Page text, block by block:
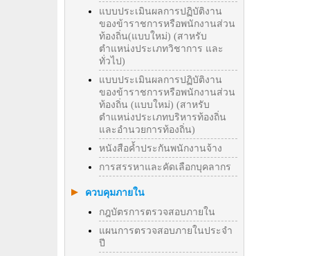
แบบประเมินผลการปฏิบัติงาน
ของข้าราชการหรือพนักงานส่วน
ท้องถิ่น(แบบใหม่) (สาหรับ
ตำแหน่งประเภทวิชาการ และ
ทั่วไป)
แบบประเมินผลการปฏิบัติงาน
ของข้าราชการหรือพนักงานส่วน
ท้องถิ่น (แบบใหม่) (สาหรับ
ตำแหน่งประเภทบริหารท้องถิ่น
และอำนวยการท้องถิ่น)
หนังสือค้ำประกันพนักงานจ้าง
การสรรหาและคัดเลือกบุคลากร
ควบคุมภายใน
กฎบัตรการตรวจสอบภายใน
แผนการตรวจสอบภายในประจำ
ปี